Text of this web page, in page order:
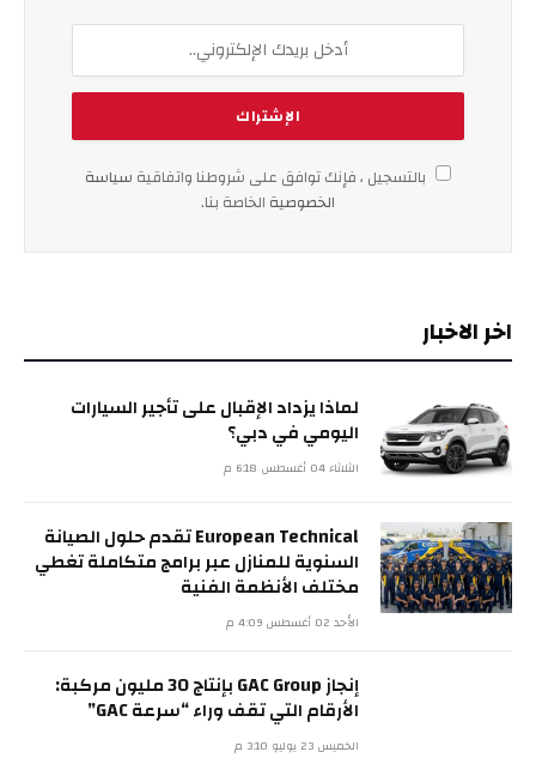
بالتسجيل ، فإنك توافق على شروطنا واتفاقية سياسة
الخصوصية الخاصة بنا.
اخر الاخبار
لماذا يزداد الإقبال على تأجير السيارات
اليومي في دبي؟
الثلاثاء 04 أغسطس 6:18 م
European Technical تقدم حلول الصيانة
السنوية للمنازل عبر برامج متكاملة تغطي
مختلف الأنظمة الفنية
الأحد 02 أغسطس 4:09 م
إنجاز GAC Group بإنتاج 30 مليون مركبة:
الأرقام التي تقف وراء “سرعة GAC”
الخميس 23 يوليو 3:10 م